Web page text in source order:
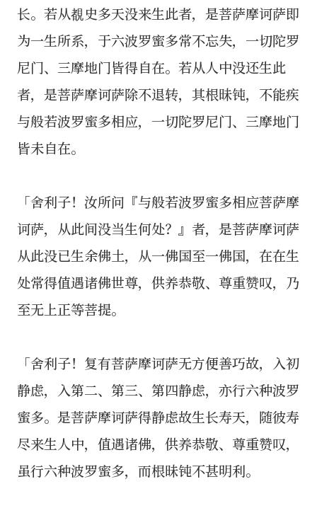
长。若从覩史多天没来生此者，是菩萨摩诃萨即
为一生所系，于六波罗蜜多常不忘失，一切陀罗
尼门、三摩地门皆得自在。若从人中没还生此
者，是菩萨摩诃萨除不退转，其根昧钝，不能疾
与般若波罗蜜多相应，一切陀罗尼门、三摩地门
皆未自在。
「舍利子！汝所问『与般若波罗蜜多相应菩萨摩
诃萨，从此间没当生何处？』者，是菩萨摩诃萨
从此没已生余佛土，从一佛国至一佛国，在在生
处常得值遇诸佛世尊，供养恭敬、尊重赞叹，乃
至无上正等菩提。
「舍利子！复有菩萨摩诃萨无方便善巧故，入初
静虑，入第二、第三、第四静虑，亦行六种波罗
蜜多。是菩萨摩诃萨得静虑故生长寿天，随彼寿
尽来生人中，值遇诸佛，供养恭敬、尊重赞叹，
虽行六种波罗蜜多，而根昧钝不甚明利。